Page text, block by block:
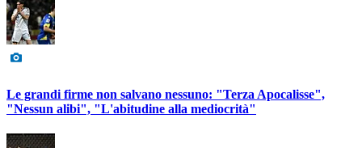
Le grandi firme non salvano nessuno: "Terza Apocalisse",
"Nessun alibi", "L'abitudine alla mediocrità"